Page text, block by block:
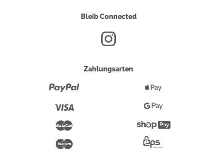
Bleib Connected
Zahlungsarten
Maestro
Pay
Google
Pay